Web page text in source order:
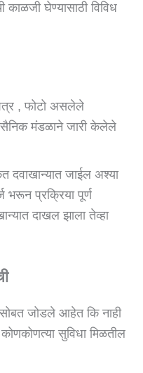
काळजी घेण्यासाठी विविध
, फोटो असलेले
सैनिक मंडळाने जारी केलेले
दवाखान्यात जाईल अश्या
प्रक्रिया पूर्ण
दाखल झाला तेव्हा
जोडले आहेत कि नाही
सुविधा मिळतील